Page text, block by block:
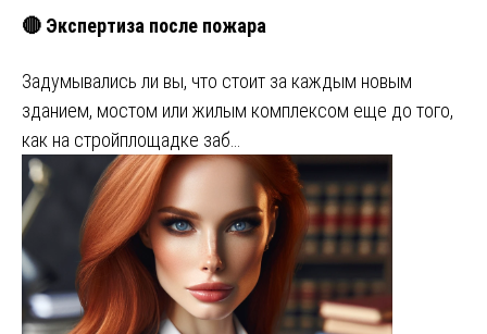
🔴 Экспертиза после пожара
Задумывались ли вы, что стоит за каждым новым
зданием, мостом или жилым комплексом еще до того,
как на стройплощадке заб…